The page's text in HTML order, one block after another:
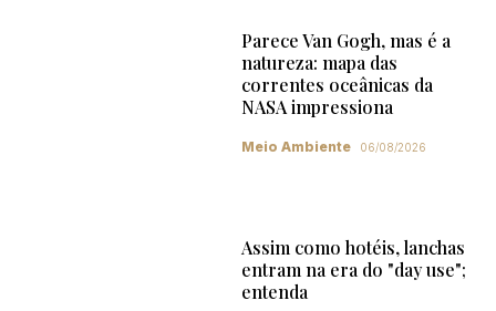
Parece Van Gogh, mas é a
natureza: mapa das
correntes oceânicas da
NASA impressiona
Meio Ambiente 06/08/2026
Assim como hotéis, lanchas
entram na era do "day use";
entenda